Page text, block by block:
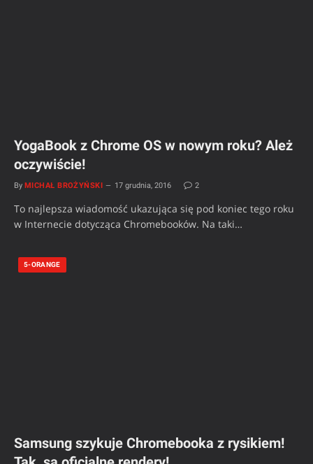
YogaBook z Chrome OS w nowym roku? Ależ
oczywiście!
By MICHAŁ BROŻYŃSKI 17 grudnia, 2016 2
To najlepsza wiadomość ukazująca się pod koniec tego roku
w Internecie dotycząca Chromebooków. Na taki…
5-ORANGE
Samsung szykuje Chromebooka z rysikiem!